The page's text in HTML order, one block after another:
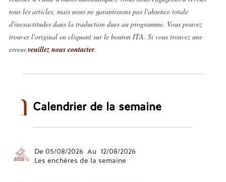
tous les articles, mais nous ne garantissons pas l'absence totale
d'inexactitudes dans la traduction dues au programme. Vous pouvez
trouver l'original en cliquant sur le bouton ITA. Si vous trouvez une
erreur,veuillez nous contacter.
Calendrier de la semaine
De 05/08/2026 Au 12/08/2026
Les enchères de la semaine